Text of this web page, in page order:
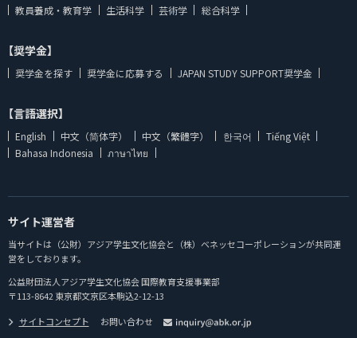
教員養成・教育学
生活科学 芸術学 総合科学
【奨学金】
奨学金を探す 奨学金に応募する JAPAN STUDY SUPPORT奨学金
【言語選択】
English 中文（简体字） 中文（繁體字） 한국어
Tiếng Việt
Bahasa Indonesia
ภาษาไทย
サイト運営者
当サイトは（公財）アジア学生文化協会と（株）ベネッセコーポレーションが共同運
営をしております。
公益財団法人アジア学生文化協会 国際教育支援事業部
〒113-8642 東京都文京区本駒込2-12-13
サイトコンセプト
お問い合わせ